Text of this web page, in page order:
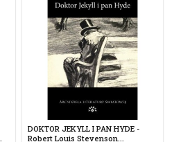
DOKTOR JEKYLL I PAN HYDE -
Robert Louis Stevenson...